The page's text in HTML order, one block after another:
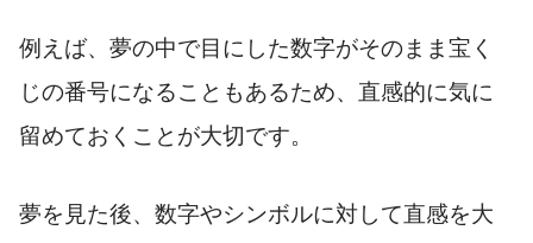
例えば、夢の中で目にした数字がそのまま宝く
じの番号になることもあるため、直感的に気に
留めておくことが大切です。
夢を見た後、数字やシンボルに対して直感を大